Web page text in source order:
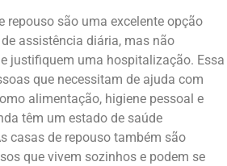
repouso são uma excelente opção
assistência diária, mas não
justifiquem uma hospitalização. Essa
que necessitam de ajuda com
alimentação, higiene pessoal e
têm um estado de saúde
casas de repouso também são
que vivem sozinhos e podem se